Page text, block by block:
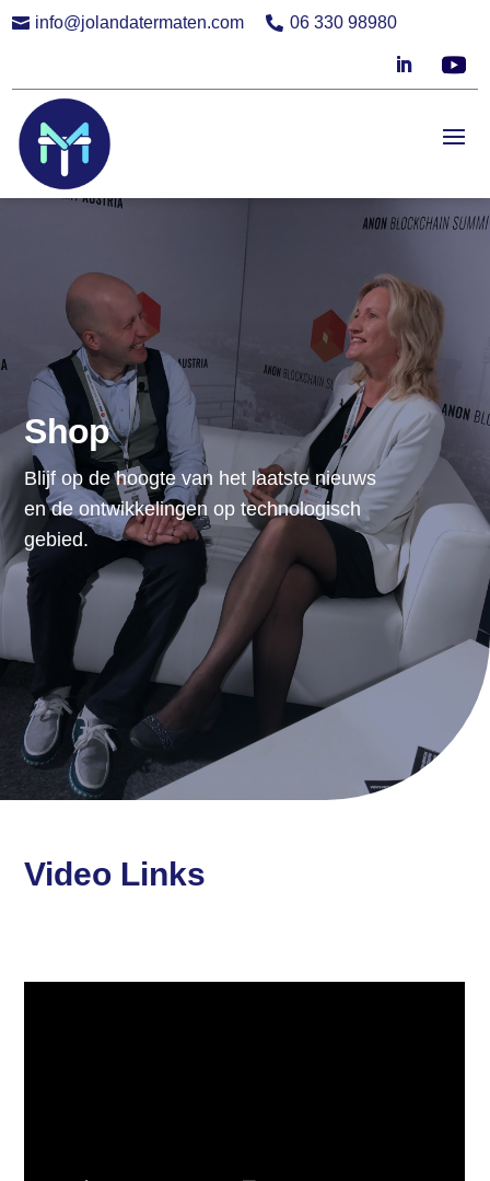
 info@jolandatermaten.com  06 330 98980
Shop
Blijf op de hoogte van het laatste nieuws
en de ontwikkelingen op technologisch
gebied.
Video Links